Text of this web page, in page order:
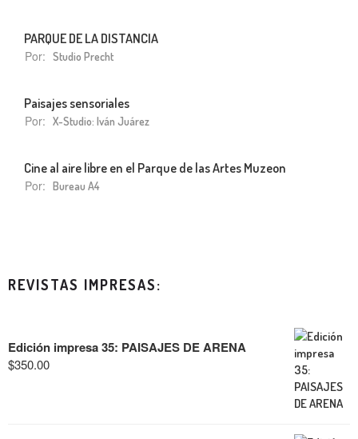
PARQUE DE LA DISTANCIA
Por: Studio Precht
Paisajes sensoriales
Por: X-Studio: Iván Juárez
Cine al aire libre en el Parque de las Artes Muzeon
Por: Bureau A4
REVISTAS IMPRESAS:
Edición impresa 35: PAISAJES DE ARENA
$350.00